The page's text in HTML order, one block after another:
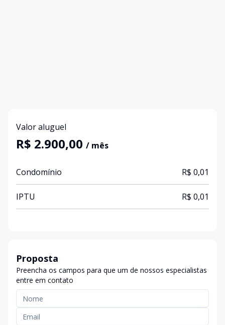
Valor aluguel
R$ 2.900,00 / mês
Condomínio R$ 0,01
IPTU R$ 0,01
Proposta
Preencha os campos para que um de nossos especialistas
entre em contato